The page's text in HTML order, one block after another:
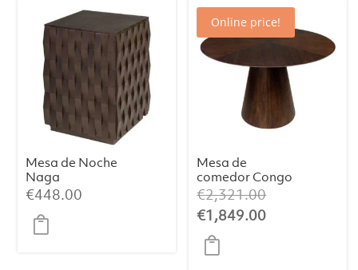
Mesa de Noche
Naga
€448.00
Online price!
Mesa de
comedor Congo
Ø120
€2,321.00El
precio
€1,849.00El